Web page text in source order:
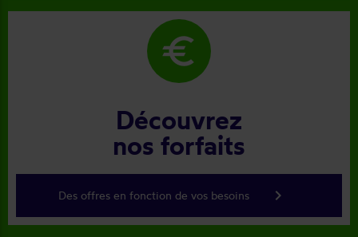
euro
Découvrez
nos forfaits
Des offres en fonction de vos besoins keyboard_arrow_right